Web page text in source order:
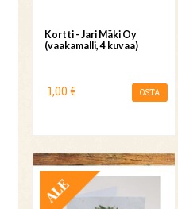
Kortti - Jari Mäki Oy
(vaakamalli, 4 kuvaa)
1,00 € OSTA
TARJOUS